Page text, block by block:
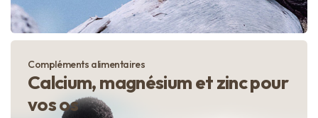
Compléments alimentaires
Calcium, magnésium et zinc pour
vos os